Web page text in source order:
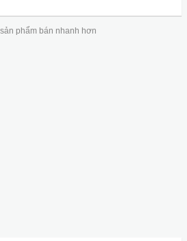
phẩm bán nhanh hơn